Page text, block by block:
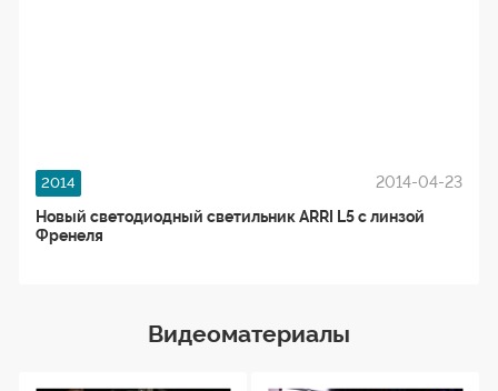
2014
2014-04-23
Новый светодиодный светильник ARRI L5 c линзой
Френеля
Видеоматериалы